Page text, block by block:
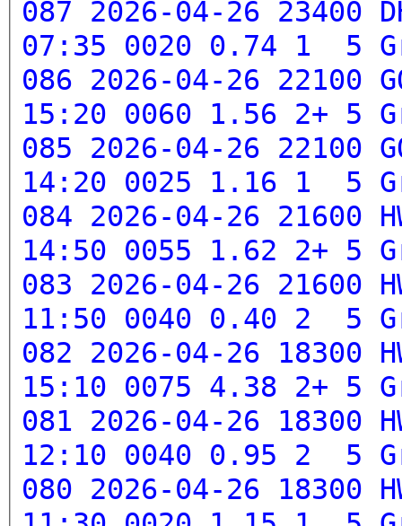
087 2026-04-26 23400
07:35 0020 0.74 1 5
086 2026-04-26 22100
15:20 0060 1.56 2+ 5
085 2026-04-26 22100
14:20 0025 1.16 1 5
084 2026-04-26 21600
14:50 0055 1.62 2+ 5
083 2026-04-26 21600
11:50 0040 0.40 2 5
082 2026-04-26 18300
15:10 0075 4.38 2+ 5
081 2026-04-26 18300
12:10 0040 0.95 2 5
080 2026-04-26 18300